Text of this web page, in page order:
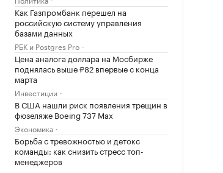
Как Газпромбанк перешел на
российскую систему управления
базами данных
РБК и Postgres Pro
Цена аналога доллара на Мосбирже
поднялась выше ₽82 впервые с конца
марта
Инвестиции
В США нашли риск появления трещин в
фюзеляже Boeing 737 Max
Экономика
Борьба с тревожностью и детокс
команды: как снизить стресс топ-
менеджеров